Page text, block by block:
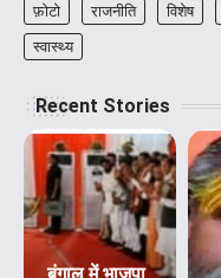
फ़ोटो
राजनीति विशेष
स्वास्थ्य
Recent Stories